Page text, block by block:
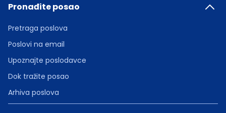
Pronađite posao
Pretraga poslova
Poslovi na email
Upoznajte poslodavce
Dok tražite posao
Arhiva poslova